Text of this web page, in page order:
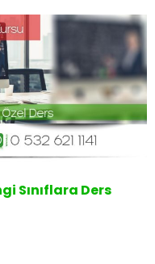
Sınıflara Ders